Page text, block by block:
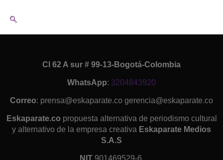
Cl 62 A sur # 99-13-Bogotá-Colombia
WhatsApp: 3204843920
Correo: prensa@eskaparate.co gerencia@eskaparate.co
Eskaparate.co propuesta alternativa de periodismo cultural
y alternativo de la empresa creativa Eskaparate Medios
S.A.S
NIT 901469529-6.